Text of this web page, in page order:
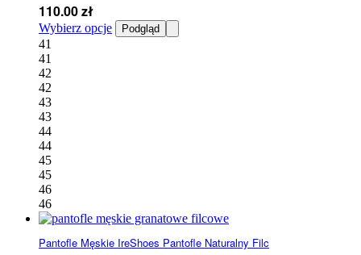
110.00zł
Wybierz opcje Ten
produkt
Podgląd
41
41
42
42
43
43
44
44
45
45
46
46
Pantofle Męskie IreShoes Pantofle Naturalny Filc